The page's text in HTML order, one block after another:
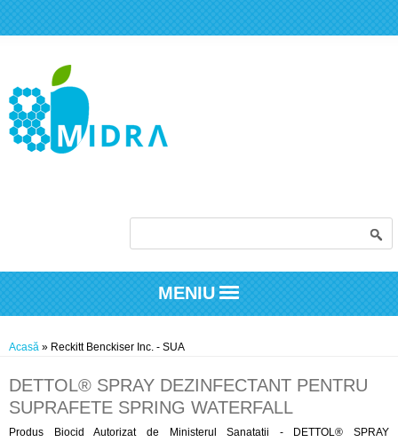
MENIU
Eşti aici
Acasă » Reckitt Benckiser Inc. - SUA
DETTOL® SPRAY DEZINFECTANT PENTRU
SUPRAFETE SPRING WATERFALL
Produs Biocid Autorizat de Ministerul Sanatatii - DETTOL® SPRAY